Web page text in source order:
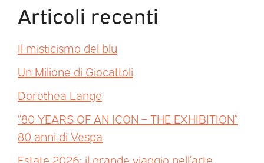
Articoli recenti
Il misticismo del blu
Un Milione di Giocattoli
Dorothea Lange
“80 YEARS OF AN ICON – THE EXHIBITION”
80 anni di Vespa
Estate 2026: il grande viaggio nell’arte